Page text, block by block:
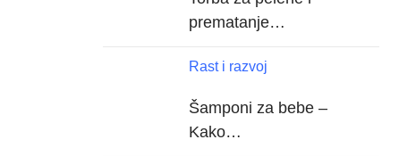
prematanje…
Rast i razvoj
Šamponi za bebe –
Kako…